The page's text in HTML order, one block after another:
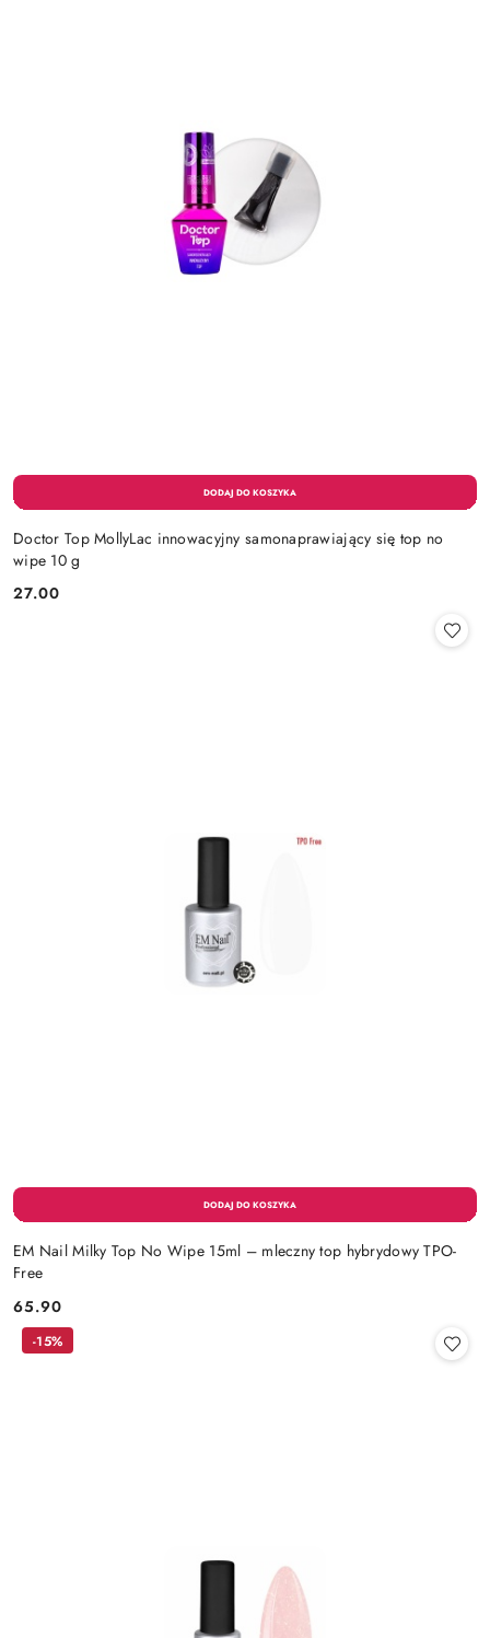
Doctor Top MollyLac innowacyjny samonaprawiający się top no
wipe 10 g
Cena:
27.00
EM Nail Milky Top No Wipe 15ml – mleczny top hybrydowy TPO-
Free
Cena:
65.90
-15%